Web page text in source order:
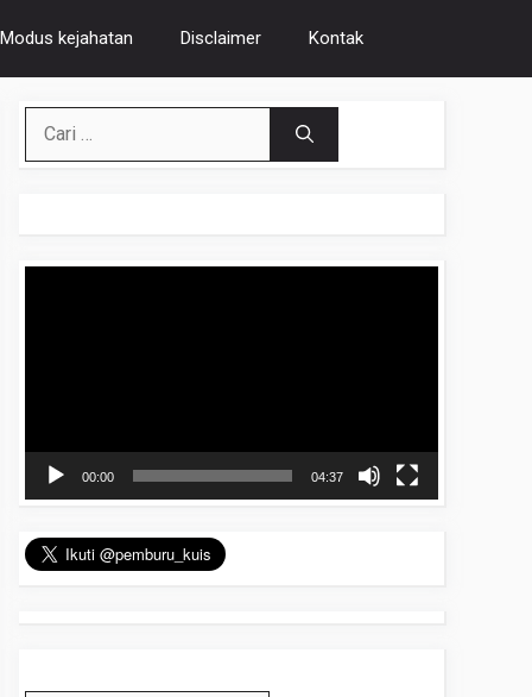
Modus kejahatan Disclaimer Kontak
untuk:
00:00 04:37